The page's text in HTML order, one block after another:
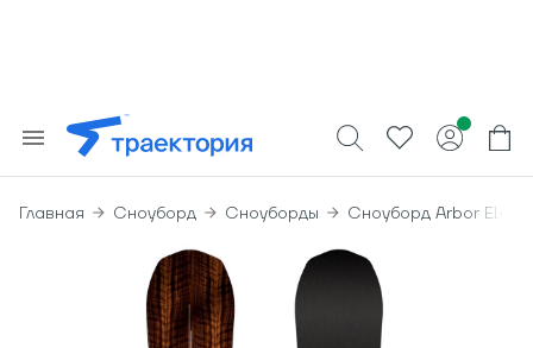
Главная Сноуборд Сноуборды Сноуборд Arbor